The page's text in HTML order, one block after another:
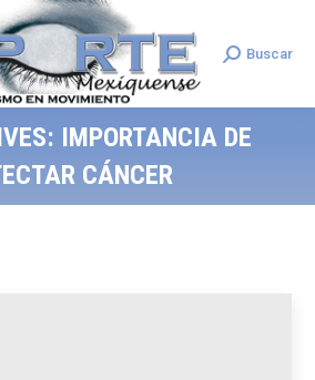
Search:
Buscar
IMPORTANCIA DE
CÁNCER